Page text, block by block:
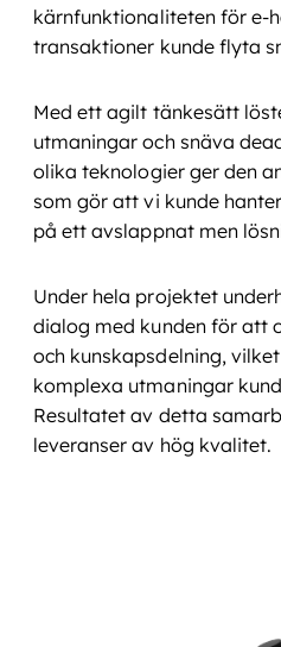
kärnfunktionaliteten för e-
transaktioner kunde flyta
Med ett agilt tänkesätt
utmaningar och snäva
olika teknologier ger den
som gör att vi kunde
på ett avslappnat men
Under hela projektet
dialog med kunden för att
och kunskapsdelning,
komplexa utmaningar
Resultatet av detta
leveranser av hög kvalitet.